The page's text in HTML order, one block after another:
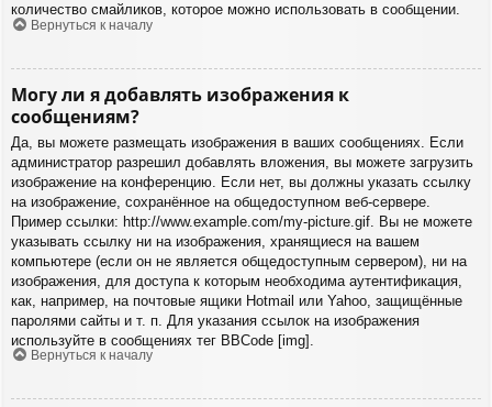
количество смайликов, которое можно использовать в сообщении.
Вернуться к началу
Могу ли я добавлять изображения к
сообщениям?
Да, вы можете размещать изображения в ваших сообщениях. Если
администратор разрешил добавлять вложения, вы можете загрузить
изображение на конференцию. Если нет, вы должны указать ссылку
на изображение, сохранённое на общедоступном веб-сервере.
Пример ссылки: http://www.example.com/my-picture.gif. Вы не можете
указывать ссылку ни на изображения, хранящиеся на вашем
компьютере (если он не является общедоступным сервером), ни на
изображения, для доступа к которым необходима аутентификация,
как, например, на почтовые ящики Hotmail или Yahoo, защищённые
паролями сайты и т. п. Для указания ссылок на изображения
используйте в сообщениях тег BBCode [img].
Вернуться к началу